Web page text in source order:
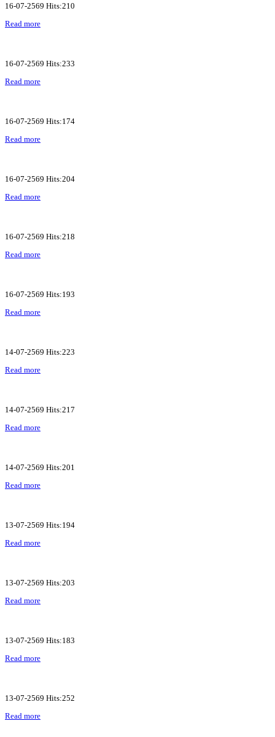
16-07-2569 Hits:210
Read more
16-07-2569 Hits:233
Read more
16-07-2569 Hits:174
Read more
16-07-2569 Hits:204
Read more
16-07-2569 Hits:218
Read more
16-07-2569 Hits:193
Read more
14-07-2569 Hits:223
Read more
14-07-2569 Hits:217
Read more
14-07-2569 Hits:201
Read more
13-07-2569 Hits:194
Read more
13-07-2569 Hits:203
Read more
13-07-2569 Hits:183
Read more
13-07-2569 Hits:252
Read more